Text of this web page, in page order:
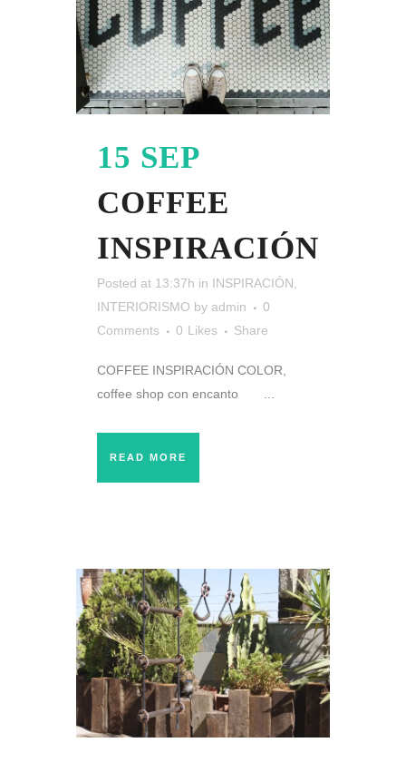
15 SEP
COFFEE
INSPIRACIÓN
Posted at 13:37h in INSPIRACIÓN
INTERIORISMO by admin
0
Comments
0 Likes Share
COFFEE INSPIRACIÓN COLOR,
coffee shop con encanto ...
READ MORE